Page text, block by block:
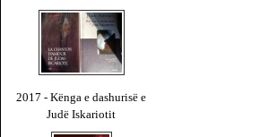
2017 - Kënga e dashurisë e
Judë Iskariotit